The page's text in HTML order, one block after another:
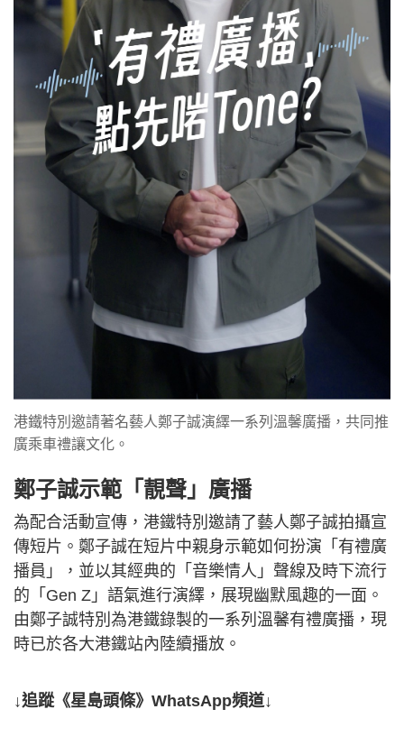
港鐵特別邀請著名藝人鄭子誠演繹一系列溫馨廣播，共同推
廣乘車禮讓文化。
鄭子誠示範「靚聲」廣播
為配合活動宣傳，港鐵特別邀請了藝人鄭子誠拍攝宣
傳短片。鄭子誠在短片中親身示範如何扮演「有禮廣
播員」，並以其經典的「音樂情人」聲線及時下流行
的「Gen Z」語氣進行演繹，展現幽默風趣的一面。
由鄭子誠特別為港鐵錄製的一系列溫馨有禮廣播，現
時已於各大港鐵站內陸續播放。
↓追蹤《星島頭條》WhatsApp頻道↓